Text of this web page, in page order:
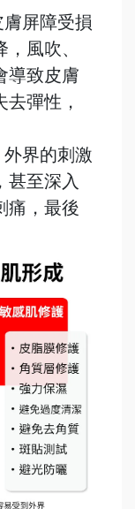
膚屏障受損
風吹、
導致皮膚
彈性，
外界的刺激
甚至深入
痛，最後